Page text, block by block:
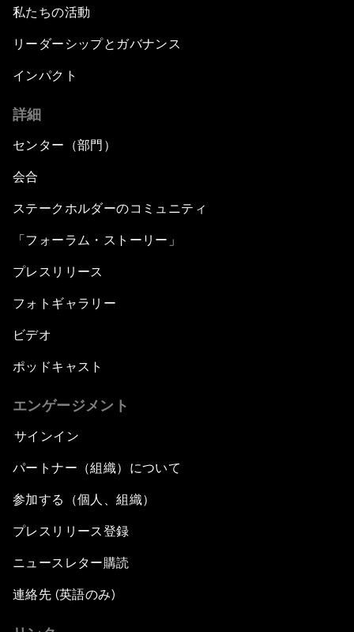
私たちの活動
リーダーシップとガバナンス
インパクト
詳細
センター（部門）
会合
ステークホルダーのコミュニティ
「フォーラム・ストーリー」
プレスリリース
フォトギャラリー
ビデオ
ポッドキャスト
エンゲージメント
サインイン
パートナー（組織）について
参加する（個人、組織）
プレスリリース登録
ニュースレター購読
連絡先 (英語のみ)